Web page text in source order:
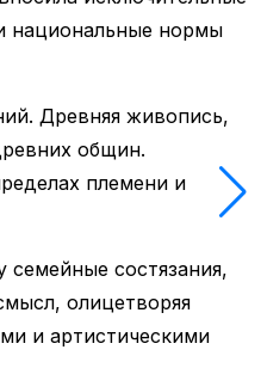
национальные нормы
Древняя живопись,
общин.
племени и
состязания,
олицетворяя
и артистическими